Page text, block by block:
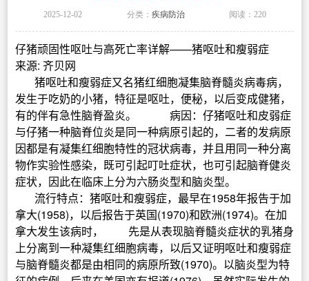
2025-12-02 分类： 疾病防治 阅读：220
仔猪顽固性呕吐与高死亡率详解——猪呕吐和瘦弱症
来源: 齐贝网
猪呕吐和瘦弱症又名猪红细胞凝集脑脊髓炎病毒病，
发生于吃奶的小猪，特征是呕吐，便秘，以后变成健猪，
有的伴有急性脑脊盈炎。 病因：仔猪呕吐和皮弱症
与仔猪一种脑脊位炎是同一种病原引起的，二者的发病原
因都是有凝集红细胞特性的冠状病毒，并且用同一种分离
物作实验性感染，既可引起叮吐症状，也可引起脑脊健炎
症状，因此在临床上分为六肠炎型和脑炎型。
流行特点：猪呕吐和瘦弱症，最早在1958年报告于加
拿大(1958)，以后报告于英国(1970)和欧洲(1974)。在加
拿大发生该病时， 先是从表现脑脊髓炎症状的乳猪身
上分离到一种凝集红细胞病毒，以后又证明呕吐和瘦弱症
与脑脊髓炎都是由相同的病原所致(1970)。以脑炎型为特